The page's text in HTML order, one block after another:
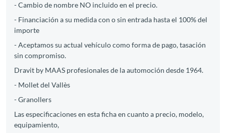
- Cambio de nombre NO incluido en el precio.
- Financiación a su medida con o sin entrada hasta el 100% del
importe
- Aceptamos su actual vehículo como forma de pago, tasación
sin compromiso.
Dravit by MAAS profesionales de la automoción desde 1964.
- Mollet del Vallès
- Granollers
Las especificaciones en esta ficha en cuanto a precio, modelo,
equipamiento,